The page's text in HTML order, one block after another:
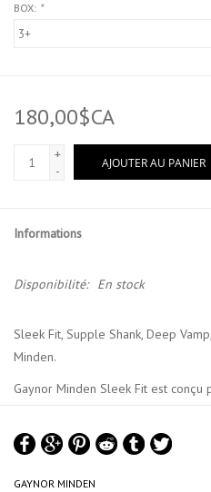
BOX: *
180,00$CA
+
-
AJOUTER AU PANIER
Informations
Disponibilité: En stock
Sleek Fit, Supple Shank, Deep
Minden.
Gaynor Minden Sleek Fit est
vraiment étroits.
GAYNOR MINDEN